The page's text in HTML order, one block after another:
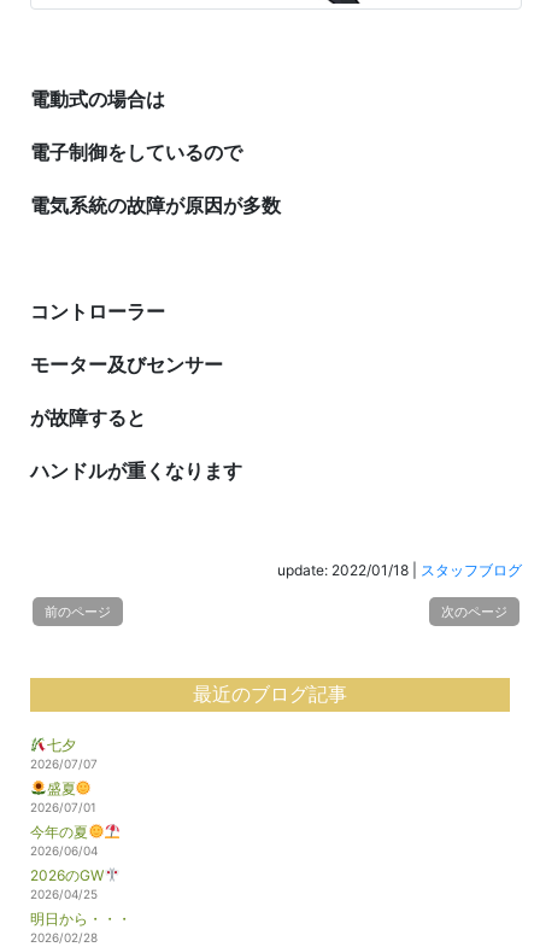
電動式の場合は
電子制御をしているので
電気系統の故障が原因が多数
コントローラー
モーター及びセンサー
が故障すると
ハンドルが重くなります
update: 2022/01/18 スタッフブログ
前のページ 次のページ
最近のブログ記事
七夕
2026/07/07
盛夏
2026/07/01
今年の夏
2026/06/04
2026のGW
2026/04/25
明日から・・・
2026/02/28